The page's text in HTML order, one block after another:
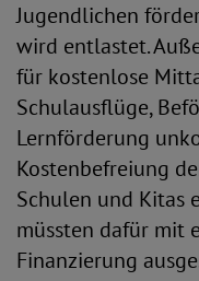
Jugendlichen
wird entlastet.
für kostenlose
Schulausflüge,
Lernförderung
Kostenbefreiung
Schulen und Kitas
müssten dafür mit
Finanzierung